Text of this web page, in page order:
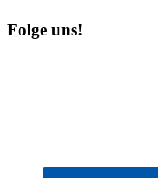
Folge uns!